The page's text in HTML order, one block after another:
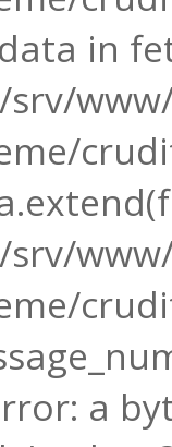
e.g :
in
srv/
srv/
a